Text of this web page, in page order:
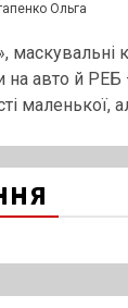
Ольга
маскувальні
на авто й
маленької,